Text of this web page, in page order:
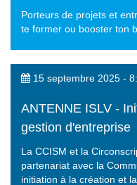
Porteurs de projets et
te former ou booster ton
15 septembre 2025 -
ANTENNE ISLV -
gestion d'entreprise
La CCISM et la
partenariat avec la
initiation à la création et